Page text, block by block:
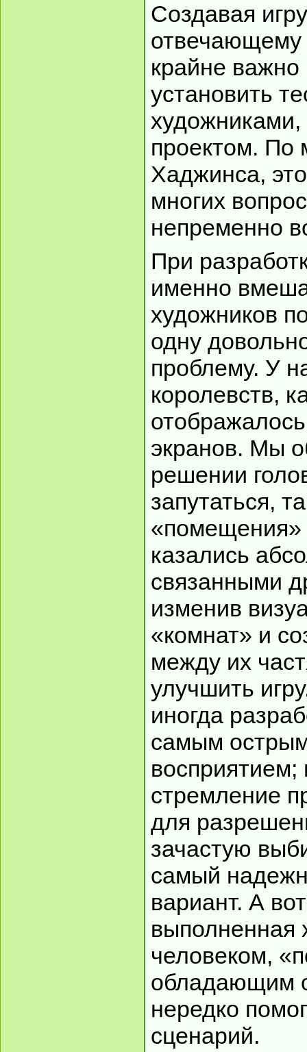
Создавая
отвечающему
крайне
установить
проектом.
Хаджинса,
многих
непременно
При
именно
художников
одну
проблему. У
королевств,
экранов. Мы
решении
запутаться,
«помещения»
казались
связанными
изменив
«комнат» и
между их
улучшить
иногда
самым
восприятием;
стремление
для
зачастую
самый
вариант. А
выполненная
человеком,
обладающим
нередко
сценарий.